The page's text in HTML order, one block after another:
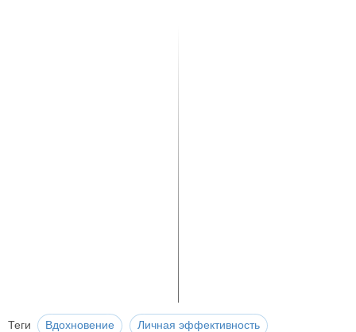
Теги Вдохновение Личная эффективность